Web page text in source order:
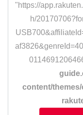
"https://
h/
content/